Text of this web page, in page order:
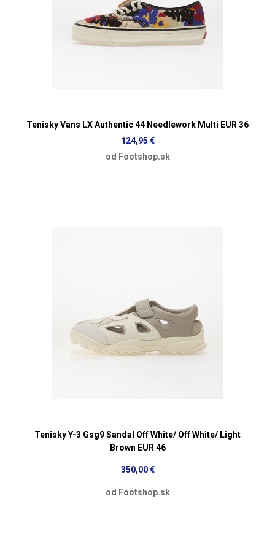
Tenisky Vans LX Authentic 44 Needlework Multi EUR 36
124,95 €
od Footshop.sk
Tenisky Y-3 Gsg9 Sandal Off White/ Off White/ Light
Brown EUR 46
350,00 €
od Footshop.sk